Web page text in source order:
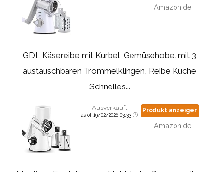
Amazon.de
GDL Käsereibe mit Kurbel, Gemüsehobel mit 3
austauschbaren Trommelklingen, Reibe Küche
Schnelles...
Ausverkauft
as of 19/02/2026 03:33
Produkt anzeigen
Amazon.de